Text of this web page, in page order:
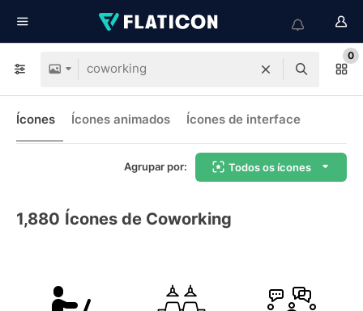
0
Ícones Ícones animados Ícones de interface
Agrupar por: Todos os ícones
1,880 Ícones de Coworking